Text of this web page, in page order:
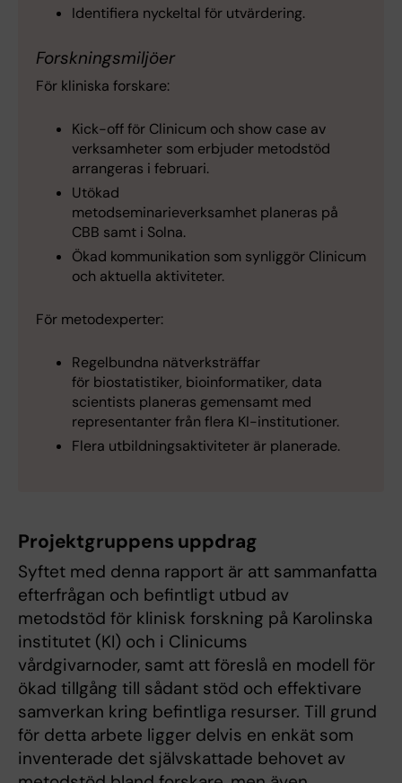
Identifiera nyckeltal för utvärdering.
Forskningsmiljöer
För kliniska forskare:
Kick-off för Clinicum och show case av
verksamheter som erbjuder metodstöd
arrangeras i februari.
Utökad
metodseminarieverksamhet planeras på
CBB samt i Solna.
Ökad kommunikation som synliggör Clinicum
och aktuella aktiviteter.
För metodexperter:
Regelbundna nätverksträffar
för biostatistiker, bioinformatiker, data
scientists planeras gemensamt med
representanter från flera KI-institutioner.
Flera utbildningsaktiviteter är planerade.
Projektgruppens uppdrag
Syftet med denna rapport är att sammanfatta
efterfrågan och befintligt utbud av
metodstöd för klinisk forskning på Karolinska
institutet (KI) och i Clinicums
vårdgivarnoder, samt att föreslå en modell för
ökad tillgång till sådant stöd och effektivare
samverkan kring befintliga resurser. Till grund
för detta arbete ligger delvis en enkät som
inventerade det självskattade behovet av